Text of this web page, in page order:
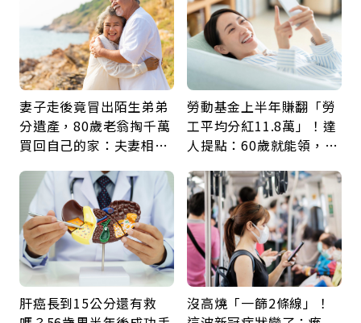
妻子走後竟冒出陌生弟弟
分遺產，80歲老翁掏千萬
買回自己的家：夫妻相守
勞動基金上半年賺翻「勞
工平均分紅11.8萬」！達
人提點：60歲就能領，重
肝癌長到15公分還有救
沒高燒「一篩2條線」！